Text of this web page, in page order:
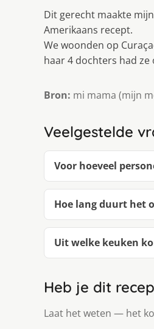
Dit gerecht maakte
Amerikaans recept.
We woonden op
haar 4 dochters had
Bron: mi mama (mijn
Veelgestelde
Voor hoeveel
Hoe lang duurt het
Uit welke keuken
Heb je dit
Laat het weten — het